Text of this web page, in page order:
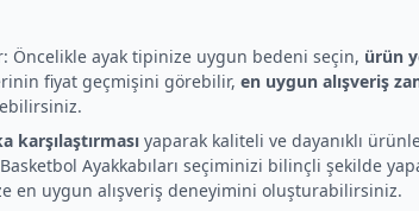
Öncelikle ayak tipinize uygun bedeni seçin, ürün
fiyat geçmişini görebilir, en uygun alışveriş
karşılaştırması yaparak kaliteli ve dayanıklı
Ayakkabıları seçiminizi bilinçli şekilde
en uygun alışveriş deneyimini oluşturabilirsiniz.